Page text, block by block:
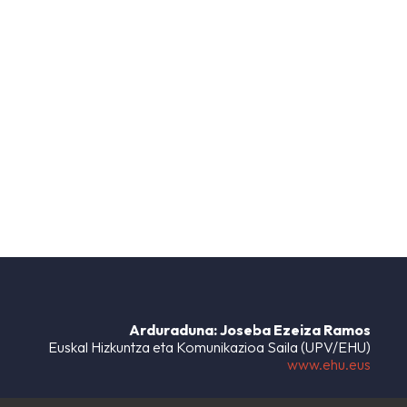
Arduraduna: Joseba Ezeiza Ramos
Euskal Hizkuntza eta Komunikazioa Saila (UPV/EHU)
www.ehu.eus